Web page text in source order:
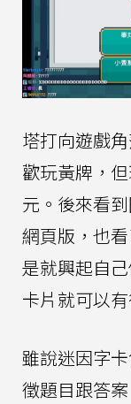
塔打向遊戲
歡玩黃牌，
元。後來看
網頁版，也
是就興起自
卡片就可以
雖說迷因字
徵題目跟答